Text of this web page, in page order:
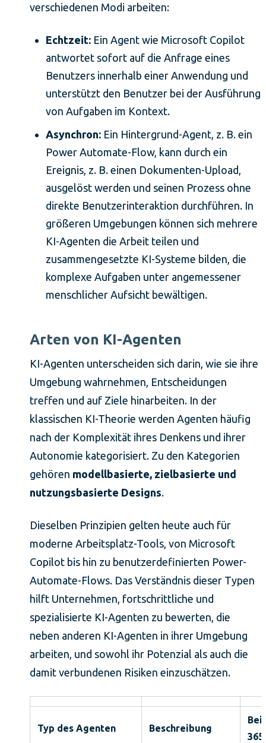
verschiedenen Modi arbeiten:
Echtzeit: Ein Agent wie Microsoft Copilot
antwortet sofort auf die Anfrage eines
Benutzers innerhalb einer Anwendung und
unterstützt den Benutzer bei der Ausführung
von Aufgaben im Kontext.
Asynchron: Ein Hintergrund-Agent, z. B. ein
Power Automate-Flow, kann durch ein
Ereignis, z. B. einen Dokumenten-Upload,
ausgelöst werden und seinen Prozess ohne
direkte Benutzerinteraktion durchführen. In
größeren Umgebungen können sich mehrere
KI-Agenten die Arbeit teilen und
zusammengesetzte KI-Systeme bilden, die
komplexe Aufgaben unter angemessener
menschlicher Aufsicht bewältigen.
Arten von KI-Agenten
KI-Agenten unterscheiden sich darin, wie sie ihre
Umgebung wahrnehmen, Entscheidungen
treffen und auf Ziele hinarbeiten. In der
klassischen KI-Theorie werden Agenten häufig
nach der Komplexität ihres Denkens und ihrer
Autonomie kategorisiert. Zu den Kategorien
gehören modellbasierte, zielbasierte und
nutzungsbasierte Designs.
Dieselben Prinzipien gelten heute auch für
moderne Arbeitsplatz-Tools, von Microsoft
Copilot bis hin zu benutzerdefinierten Power-
Automate-Flows. Das Verständnis dieser Typen
hilft Unternehmen, fortschrittliche und
spezialisierte KI-Agenten zu bewerten, die
neben anderen KI-Agenten in ihrer Umgebung
arbeiten, und sowohl ihr Potenzial als auch die
damit verbundenen Risiken einzuschätzen.
Typ des Agenten Beschreibung
365